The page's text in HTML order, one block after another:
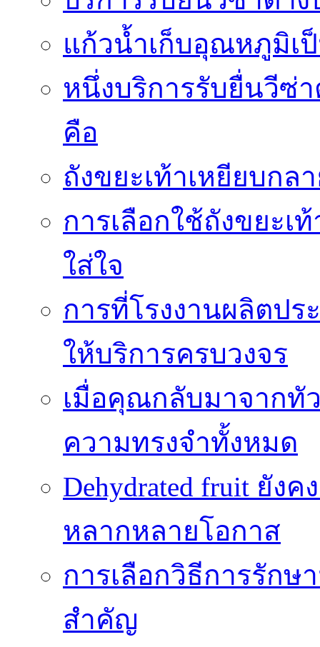
แก้วน้ำเก็บอุณหภูมิเ
หนึ่งบริการรับยื่นวีซ่
คือ
ถังขยะเท้าเหยียบก
การเลือกใช้ถังขยะเ
ใส่ใจ
การที่โรงงานผลิตป
ให้บริการครบวงจร
เมื่อคุณกลับมาจากทั
ความทรงจำทั้งหมด
Dehydrated fruit ยัง
หลากหลายโอกาส
การเลือกวิธีการรักษ
สำคัญ